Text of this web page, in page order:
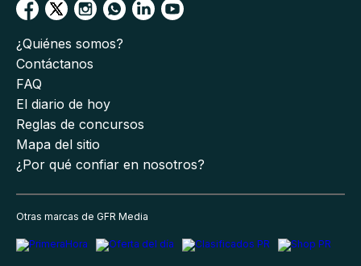
¿Quiénes somos?
Contáctanos
FAQ
El diario de hoy
Reglas de concursos
Mapa del sitio
¿Por qué confiar en nosotros?
Otras marcas de GFR Media